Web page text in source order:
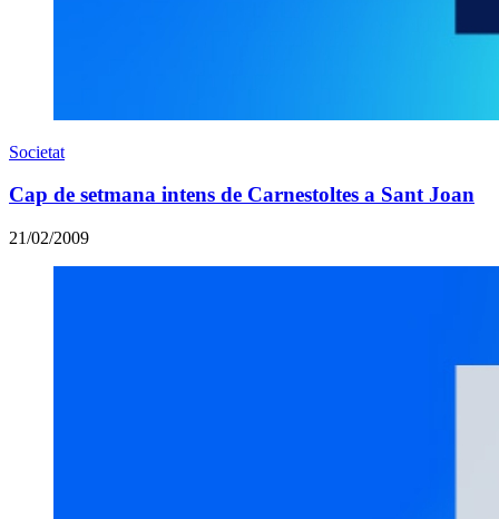
Societat
Cap de setmana intens de Carnestoltes a Sant Joan
21/02/2009